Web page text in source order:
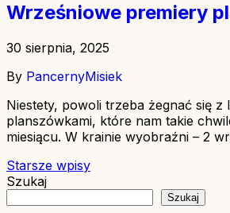
Wrześniowe premiery
30 sierpnia, 2025
By PancernyMisiek
Niestety, powoli trzeba żegnać się
planszówkami, które nam takie
miesiącu. W krainie wyobraźni – 2
Nawigacja
po
Starsze wpisy
Szukaj
Szukaj